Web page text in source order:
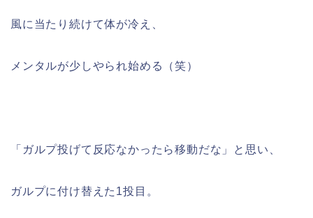
風に当たり続けて体が冷え、
メンタルが少しやられ始める（笑）
「ガルプ投げて反応なかったら移動だな」と思い、
ガルプに付け替えた1投目。